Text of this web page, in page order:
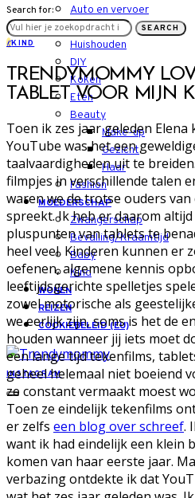
Auto en vervoer
LIFESTYLE
Huishouden
DIY
Koken
Eten
Beauty
Make-up
Gezicht
Haar
Fashion
MOEDERSCHAP
Zwangerschap
Bevalling/Kraamtijd
Baby
Kind
WONEN
REIZEN
COOKIEBELEID (EU)
INSTAGRAM
Search for:
SEARCH
KKIND
TRENDYMOMMY
TABLET VOOR MIJN
Toen ik zes jaar geleden
YouTube was het een
taalvaardigheden uit te
filmpjes in verschillende talen
waren we de trotse ouders
spreekt. Ik heb er daarom
pluspunten van tablets te
heel veel. Kinderen kunnen er
oefenen, algemene kennis
leeftijdsgerichte spelletjes
zowel motorische als
we eerlijk zijn, soms is het de
houden wanneer jij iets moet
een lange tijd tekenfilms,
geheel helemaal niet boeiend
ze constant vermaakt moest
Toen ze eindelijk tekenfilms
er zelfs een blog over schreef.
want ik had eindelijk een klein
komen van haar eerste jaar.
verbazing ontdekte ik dat